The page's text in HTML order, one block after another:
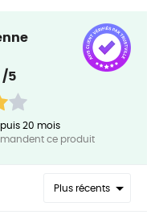
/5
20 mois
ce produit
Plus récents